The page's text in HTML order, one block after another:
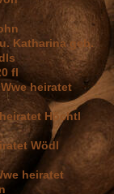
Katharina geb.
fl
heiratet
Höchtl
Wödl
heiratet